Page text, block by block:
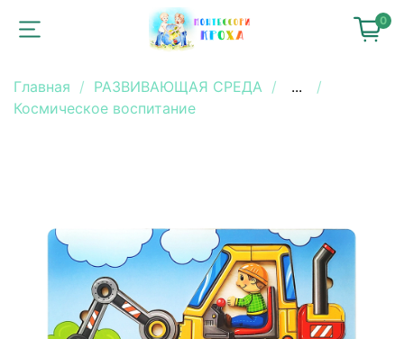
0
Главная РАЗВИВАЮЩАЯ СРЕДА
...
Космическое воспитание